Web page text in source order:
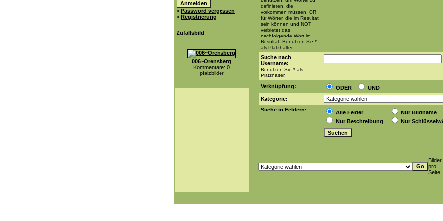
» Password vergessen
» Registrierung
Zufallsbild
006~Orensberg
Kommentare: 0
pfalzbilder
definieren, die
vorkommen müssen, OR
für Wörter, die im Resultat
sein können und NOT
verbietet das
nachfolgende Wort im
Resultat. Benutzen Sie *
als Platzhalter.
Suche nach
Username:
Benutzen Sie * als
Platzhalter.
Verknüpfung: ODER
UND
Kategorie:
Suche in Feldern:
Alle Felder
Nur Bildname
Nur Beschreibung
Nur
Bilder
pro
Seite: